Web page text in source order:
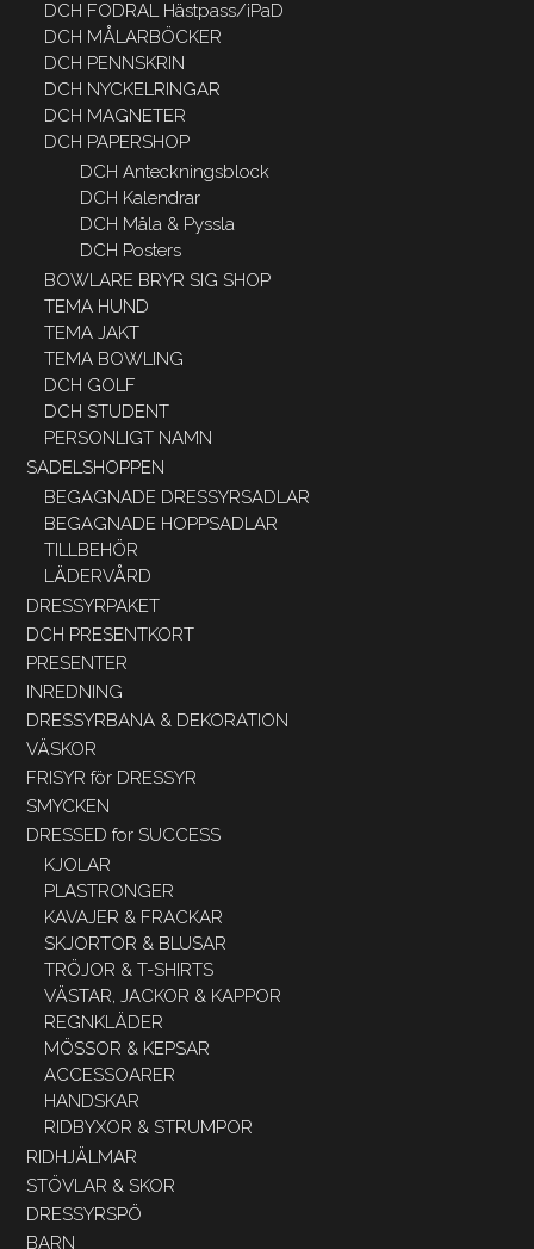
DCH FODRAL Hästpass/iPaD
DCH MÅLARBÖCKER
DCH PENNSKRIN
DCH NYCKELRINGAR
DCH MAGNETER
DCH PAPERSHOP
DCH Anteckningsblock
DCH Kalendrar
DCH Måla & Pyssla
DCH Posters
BOWLARE BRYR SIG SHOP
TEMA HUND
TEMA JAKT
TEMA BOWLING
DCH GOLF
DCH STUDENT
PERSONLIGT NAMN
SADELSHOPPEN
BEGAGNADE DRESSYRSADLAR
BEGAGNADE HOPPSADLAR
TILLBEHÖR
LÄDERVÅRD
DRESSYRPAKET
DCH PRESENTKORT
PRESENTER
INREDNING
DRESSYRBANA & DEKORATION
VÄSKOR
FRISYR för DRESSYR
SMYCKEN
DRESSED for SUCCESS
KJOLAR
PLASTRONGER
KAVAJER & FRACKAR
SKJORTOR & BLUSAR
TRÖJOR & T-SHIRTS
VÄSTAR, JACKOR & KAPPOR
REGNKLÄDER
MÖSSOR & KEPSAR
ACCESSOARER
HANDSKAR
RIDBYXOR & STRUMPOR
RIDHJÄLMAR
STÖVLAR & SKOR
DRESSYRSPÖ
BARN